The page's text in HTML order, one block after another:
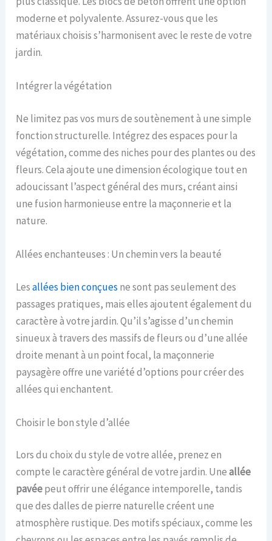
moderne et polyvalente. Assurez-vous que les
matériaux choisis s’harmonisent avec le reste de votre
jardin.
Intégrer la végétation
Ne limitez pas vos murs de soutènement à une simple
fonction structurelle. Intégrez des espaces pour la
végétation, comme des niches pour des plantes ou des
fleurs. Cela ajoute une dimension écologique tout en
adoucissant l’aspect général des murs, créant ainsi
une fusion harmonieuse entre la maçonnerie et la
nature.
Allées enchanteuses : Un chemin vers la beauté
Lesallées bien conçues ne sont pas seulement des
passages pratiques, mais elles ajoutent également du
caractère à votre jardin. Qu’il s’agisse d’un chemin
sinueux à travers des massifs de fleurs ou d’une allée
droite menant à un point focal, la maçonnerie
paysagère offre une variété d’options pour créer des
allées qui enchantent.
Choisir le bon style d’allée
Lors du choix du style de votre allée, prenez en
compte le caractère général de votre jardin. Uneallée
pavéepeut offrir une élégance intemporelle, tandis
que des dalles de pierre naturelle créent une
atmosphère rustique. Des motifs spéciaux, comme les